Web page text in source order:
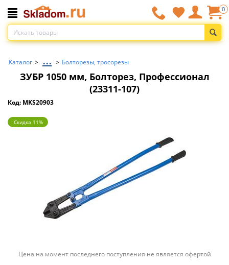
0
Каталог > ... > Болторезы, тросорезы
ЗУБР 1050 мм, Болторез, Профессионал
(23311-107)
Код: MKS20903
Скидка 11%
Цена на момент последнего поступления не является офертой